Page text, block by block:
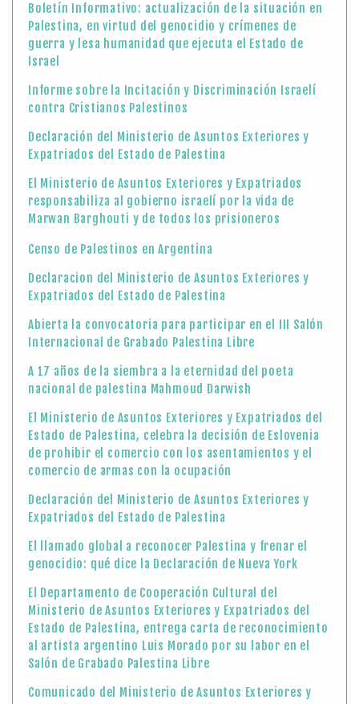
Boletín Informativo: actualización de la situación en
Palestina, en virtud del genocidio y crímenes de
guerra y lesa humanidad que ejecuta el Estado de
Israel
Informe sobre la Incitación y Discriminación Israelí
contra Cristianos Palestinos
Declaración del Ministerio de Asuntos Exteriores y
Expatriados del Estado de Palestina
El Ministerio de Asuntos Exteriores y Expatriados
responsabiliza al gobierno israelí por la vida de
Marwan Barghouti y de todos los prisioneros
Censo de Palestinos en Argentina
Declaracion del Ministerio de Asuntos Exteriores y
Expatriados del Estado de Palestina
Abierta la convocatoria para participar en el III Salón
Internacional de Grabado Palestina Libre
A 17 años de la siembra a la eternidad del poeta
nacional de palestina Mahmoud Darwish
El Ministerio de Asuntos Exteriores y Expatriados del
Estado de Palestina, celebra la decisión de Eslovenia
de prohibir el comercio con los asentamientos y el
comercio de armas con la ocupación
Declaración del Ministerio de Asuntos Exteriores y
Expatriados del Estado de Palestina
El llamado global a reconocer Palestina y frenar el
genocidio: qué dice la Declaración de Nueva York
El Departamento de Cooperación Cultural del
Ministerio de Asuntos Exteriores y Expatriados del
Estado de Palestina, entrega carta de reconocimiento
al artista argentino Luis Morado por su labor en el
Salón de Grabado Palestina Libre
Comunicado del Ministerio de Asuntos Exteriores y